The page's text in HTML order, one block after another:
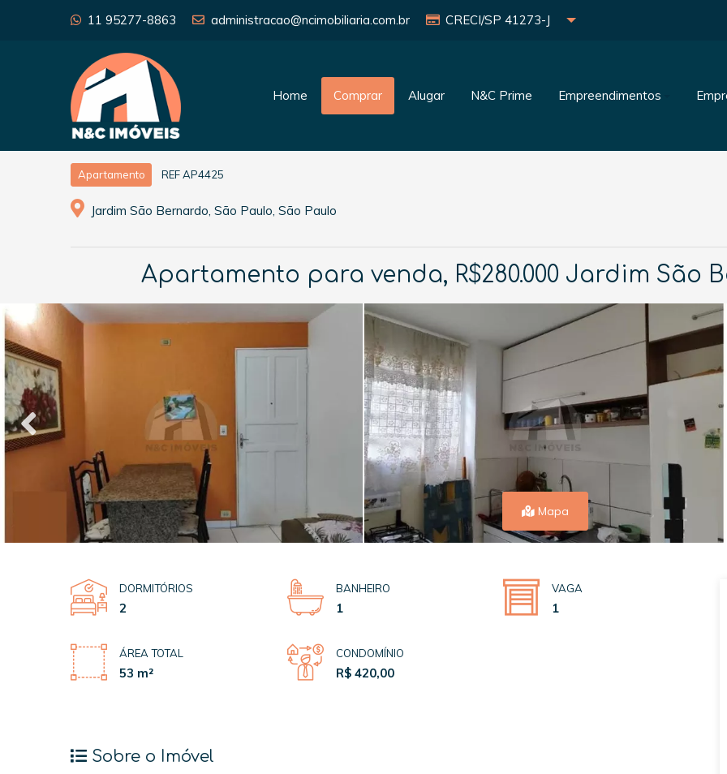
11 95277-8863 administracao@ncimobiliaria.com.br CRECI/SP 41273-J
Home Comprar Alugar N&C Prime Empreendimentos
Apartamento REF AP4425
Jardim São Bernardo, São Paulo, São Paulo
Apartamento para venda, R$280.000 Jardim São
Mapa
DORMITÓRIOS
2
BANHEIRO
1
VAGA
1
ÁREA TOTAL
53 m²
CONDOMÍNIO
R$ 420,00
Sobre o Imóvel